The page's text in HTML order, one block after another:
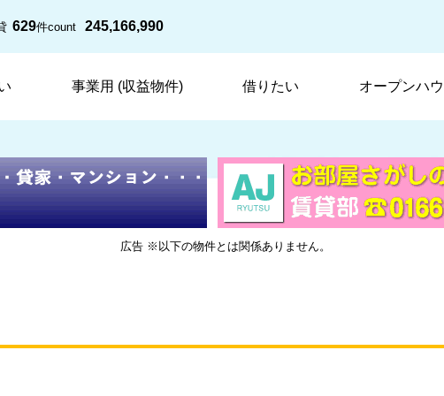
629件count 245,166,990
事業用 (収益物件) 借りたい オープンハ
広告 ※以下の物件とは関係ありません。